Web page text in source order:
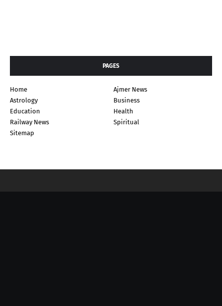
PAGES
Home
Ajmer News
Astrology
Business
Education
Health
Railway News
Spiritual
Sitemap